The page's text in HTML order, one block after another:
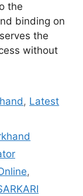
the
binding on
the
without
, Latest
,